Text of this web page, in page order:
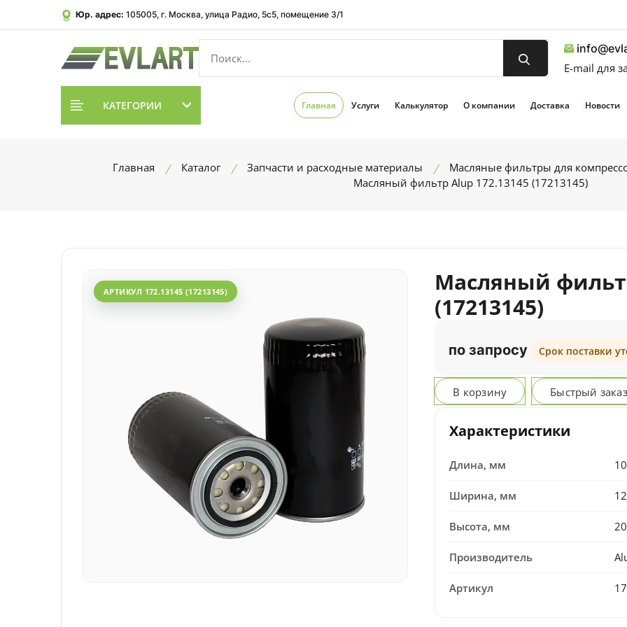
Юр. адрес: 105005, г. Москва, улица Радио, 5с5, помещение 3/1
E-mail для
КАТЕГОРИИ Главная Услуги Калькулятор О компании Доставка Новости
Главная Каталог Запчасти и расходные материалы
Масляные фильтры для
Масляный фильтр Alup 172.13145 (17213145)
АРТИКУЛ 172.13145 (17213145)
Масляный
(17213145)
по запросу Срок поставки
В корзину Быстрый заказ
Характеристики
Длина, мм
Ширина, мм
Высота, мм
Производитель
Артикул